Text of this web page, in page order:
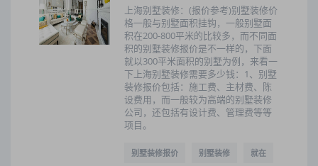
上海别墅装修：(报价参考)别墅装修价
格一般与别墅面积挂钩，一般别墅面
积在200-800平米的比较多，而不同面
积的别墅装修报价是不一样的，下面
就以300平米面积的别墅为例，来看一
下上海别墅装修需要多少钱：1、别墅
装修报价包括：施工费、主材费、陈
设费用，而一般较为高端的别墅装修
公司，还包括有设计费、管理费等等
项目。
别墅装修报价 别墅装修 就在